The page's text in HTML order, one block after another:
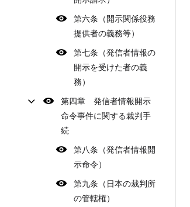
第六条（開示関係役務
提供者の義務等）
第七条（発信者情報の
開示を受けた者の義
務）
第四章 発信者情報開示
命令事件に関する裁判手
続
第八条（発信者情報開
示命令）
第九条（日本の裁判所
の管轄権）